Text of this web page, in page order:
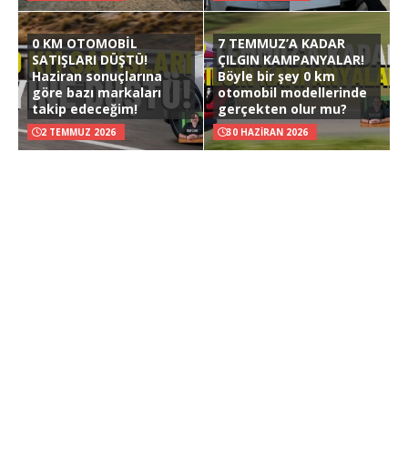
0 KM OTOMOBİL
SATIŞLARI DÜŞTÜ!
Haziran sonuçlarına
göre bazı markaları
takip edeceğim!
2 TEMMUZ 2026
7 TEMMUZ’A KADAR
ÇILGIN KAMPANYALAR!
Böyle bir şey 0 km
otomobil modellerinde
gerçekten olur mu?
30 HAZIRAN 2026